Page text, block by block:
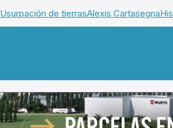
Usurpación de tierrasAlexis Cartasegna